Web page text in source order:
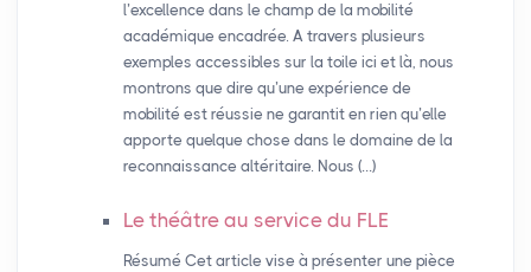
l’excellence dans le champ de la mobilité
académique encadrée. A travers plusieurs
exemples accessibles sur la toile ici et là, nous
montrons que dire qu’une expérience de
mobilité est réussie ne garantit en rien qu’elle
apporte quelque chose dans le domaine de la
reconnaissance altéritaire. Nous (…)
Le théâtre au service du FLE
Résumé Cet article vise à présenter une pièce